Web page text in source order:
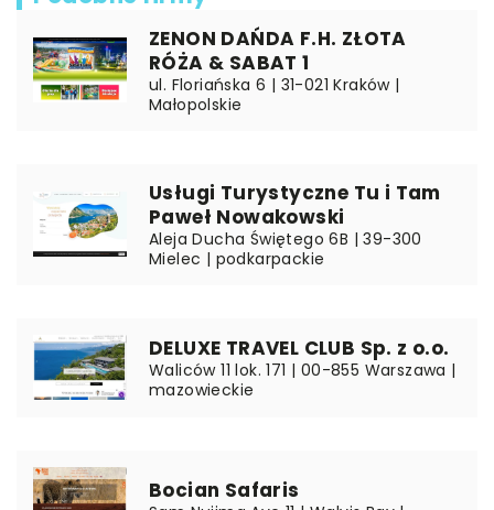
ZENON DAŃDA F.H. ZŁOTA
RÓŻA & SABAT 1
ul. Floriańska 6 | 31-021 Kraków |
Małopolskie
Usługi Turystyczne Tu i Tam
Paweł Nowakowski
Aleja Ducha Świętego 6B | 39-300
Mielec | podkarpackie
DELUXE TRAVEL CLUB Sp. z o.o.
Waliców 11 lok. 171 | 00-855 Warszawa |
mazowieckie
Bocian Safaris